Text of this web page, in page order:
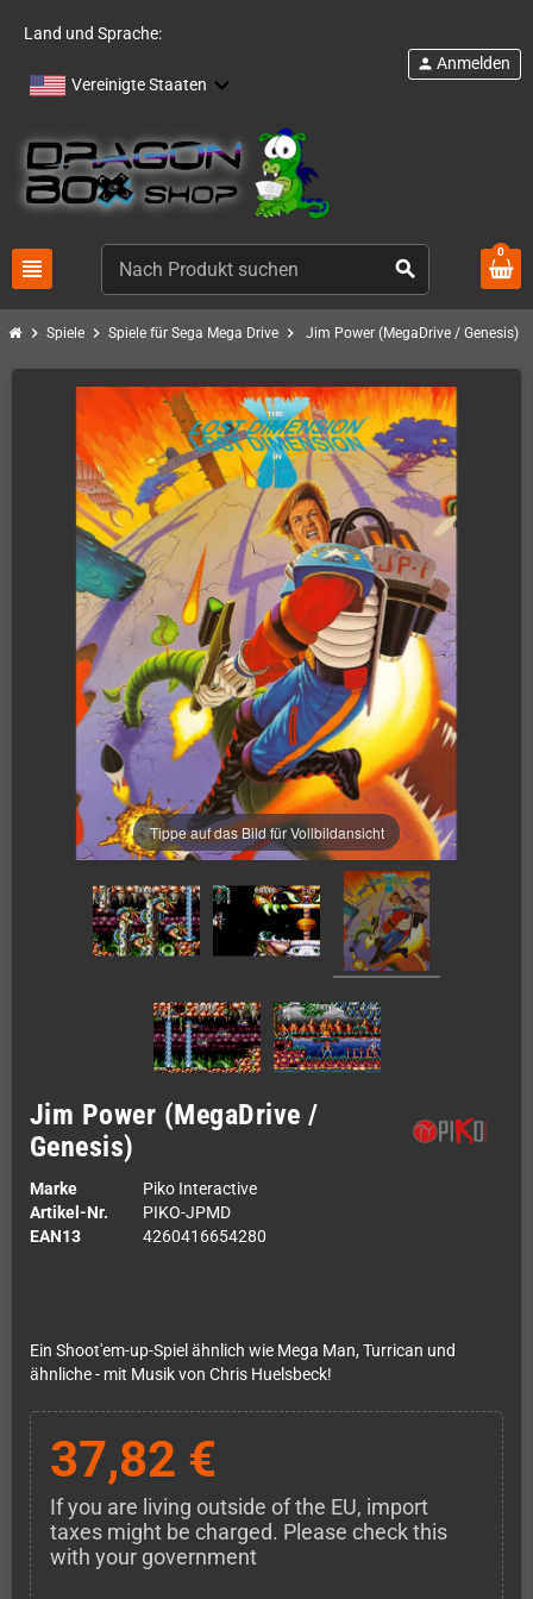
Land und Sprache:
Vereinigte Staaten
view_headline search
person Anmelden
0
chevron_right Spiele chevron_right Spiele für Sega Mega Drive chevron_right Jim Power (MegaDrive / Genesis)
Tippe auf das Bild für Vollbildansicht
Jim Power (MegaDrive /
Genesis)
Marke
Piko Interactive
Artikel-Nr.
PIKO-JPMD
EAN13
4260416654280
Ein Shoot'em-up-Spiel ähnlich wie Mega Man, Turrican und
ähnliche - mit Musik von Chris Huelsbeck!
37,82 €
If you are living outside of the EU, import
taxes might be charged. Please check this
with your government